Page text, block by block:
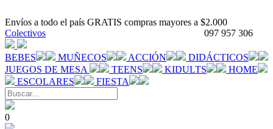
Envíos a todo el país GRATIS compras mayores a $2.000
097 957 306
Colectivos
BEBES MUÑECOS ACCIÓN
DIDÁCTICOS
JUEGOS DE MESA
TEENS KIDULTS
HOME
ESCOLARES
FIESTA
0